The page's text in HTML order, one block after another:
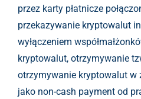
przez karty płatnicze
przekazywanie kryptowalut
wyłączeniem
kryptowalut, otrzymywanie
otrzymywanie kryptowalut w
jako non-cash payment od